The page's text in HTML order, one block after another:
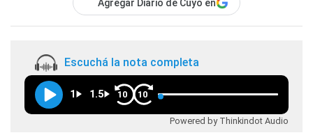
Agregar Diario de Cuyo en
Escuchá la nota completa
1 1.5 10 10
Powered by Thinkindot Audio